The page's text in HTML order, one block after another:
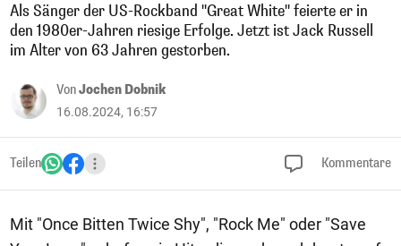
Als Sänger der US-Rockband "Great White" feierte er in
den 1980er-Jahren riesige Erfolge. Jetzt ist Jack Russell
im Alter von 63 Jahren gestorben.
VonJochen Dobnik
16.08.2024, 16:57
Teilen Kommentare
Mit "Once Bitten Twice Shy", "Rock Me" oder "Save